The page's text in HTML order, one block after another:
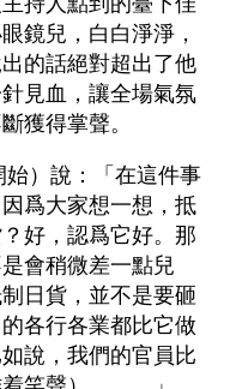
鏡兒，白白淨淨，
的話絕對超出了他
見血，讓全場氣氛
獲得掌聲。
）說：「在這件事
爲大家想一想，抵
好，認爲它好。那
會稍微差一點兒
日貨，並不是要砸
各行各業都比它做
說，我們的官員比